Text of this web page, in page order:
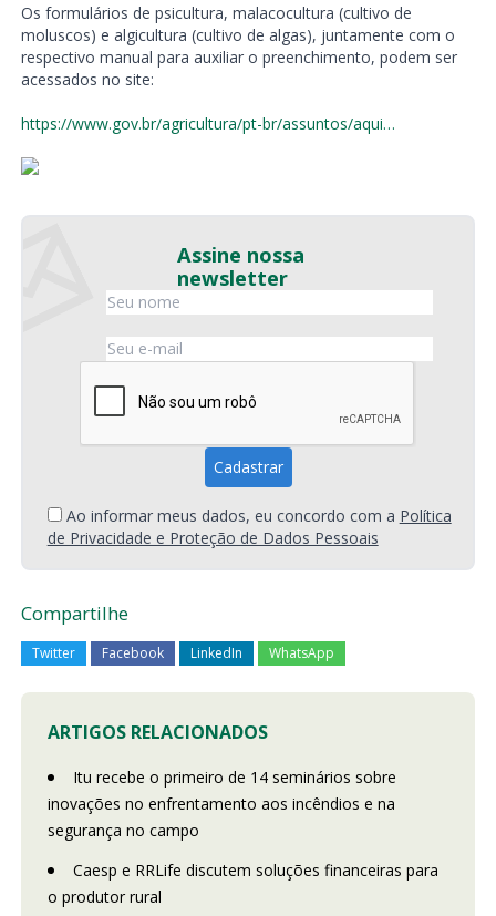
Os formulários de psicultura, malacocultura (cultivo de
moluscos) e algicultura (cultivo de algas), juntamente com o
respectivo manual para auxiliar o preenchimento, podem ser
acessados no site:
https://www.gov.br/agricultura/pt-br/assuntos/aqui…
Assine nossa
newsletter
Ao informar meus dados, eu concordo com a Política
de Privacidade e Proteção de Dados Pessoais
Compartilhe
Twitter Facebook LinkedIn WhatsApp
ARTIGOS RELACIONADOS
Itu recebe o primeiro de 14 seminários sobre
inovações no enfrentamento aos incêndios e na
segurança no campo
Caesp e RRLife discutem soluções financeiras para
o produtor rural